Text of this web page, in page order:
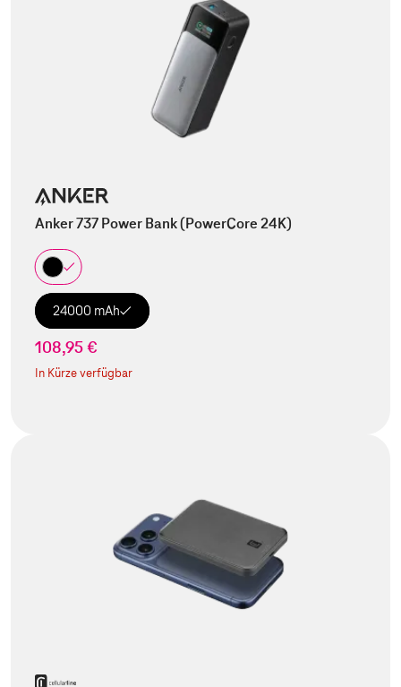
Anker 737 Power Bank (PowerCore 24K)
24000 mAh
108,95 €
In Kürze verfügbar